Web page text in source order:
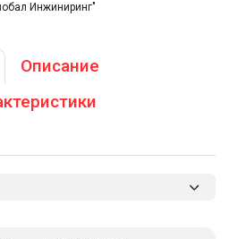
Инжиниринг"
Описание